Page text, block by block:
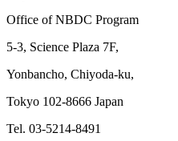
Office of NBDC Program
5-3, Science Plaza 7F,
Yonbancho, Chiyoda-ku,
Tokyo 102-8666 Japan
Tel. 03-5214-8491